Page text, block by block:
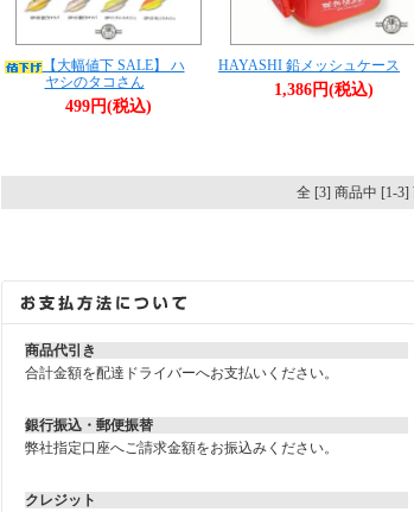
【大幅値下 SALE】 ハ
ヤシのタコさん
499円(税込)
HAYASHI 鉛メッシュケース
1,386円(税込)
全 [3] 商品中 [1-3]
商品代引き
合計金額を配達ドライバーへお支払いください。
銀行振込・郵便振替
弊社指定口座へご請求金額をお振込みください。
クレジット